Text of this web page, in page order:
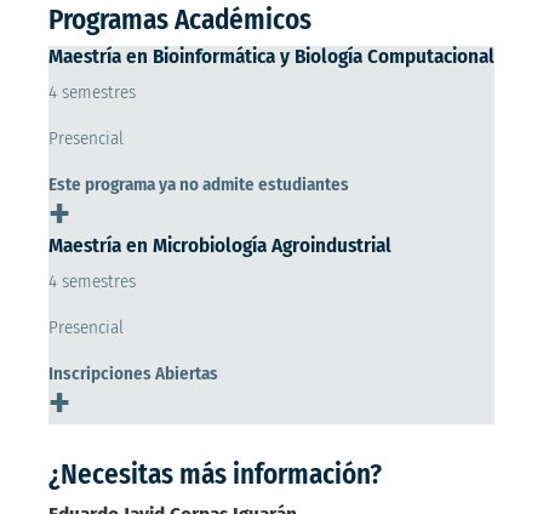
Programas Académicos
Maestría en Bioinformática y Biología Computacional
4 semestres
Presencial
Este programa ya no admite estudiantes
+
Maestría en Microbiología Agroindustrial
4 semestres
Presencial
Inscripciones Abiertas
+
¿Necesitas más información?